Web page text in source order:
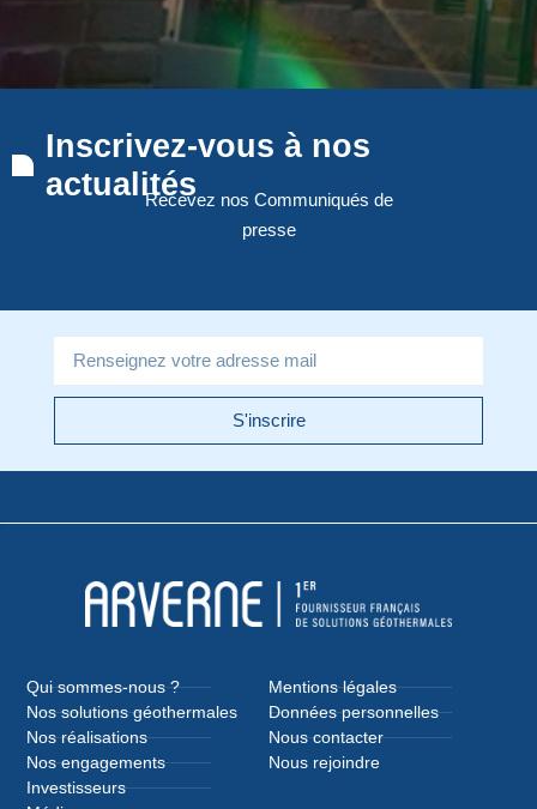
Inscrivez-vous à nos
actualitésRecevez nos Communiqués de
presse
S'inscrire
Qui sommes-nous ?
Nos solutions géothermales
Nos réalisations
Nos engagements
Investisseurs
Mentions légales
Données personnelles
Nous contacter
Nous rejoindre